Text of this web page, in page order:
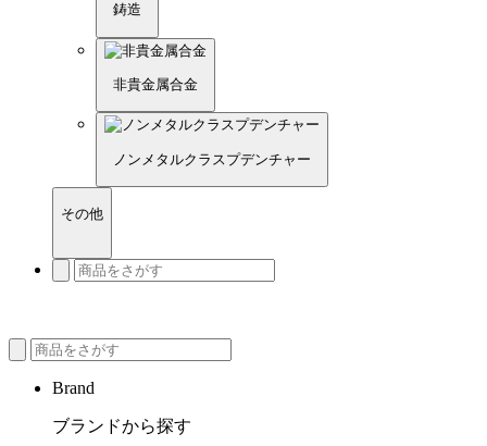
鋳造
非貴金属合金
ノンメタルクラスプデンチャー
その他
Brand
ブランドから探す